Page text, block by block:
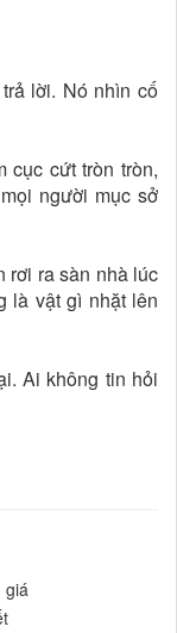
lời. Nó nhìn cố
cục cứt tròn tròn,
người mục sở
rơi ra sàn nhà lúc
là vật gì nhặt lên
Ai không tin hỏi
giá